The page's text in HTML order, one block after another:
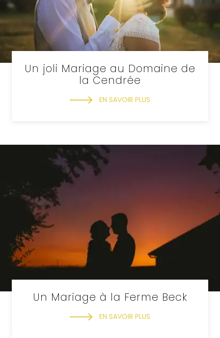
Un joli Mariage au Domaine de
la Cendrée
EN SAVOIR PLUS
Un Mariage à la Ferme Beck
EN SAVOIR PLUS